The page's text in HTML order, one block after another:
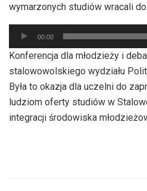
wymarzonych studiów wracali
Odtwarzacz
plików
dźwiękowych
00:00
Konferencja dla młodzieży i
stalowowolskiego wydziału
Była to okazja dla uczelni do
ludziom oferty studiów w
integracji środowiska